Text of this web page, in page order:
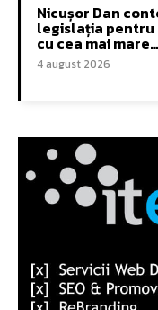
Nicușor Dan
legislația pentru
cu cea mai mare…
4 august 2026